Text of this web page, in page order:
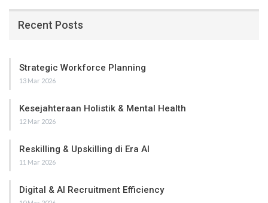
Recent Posts
Strategic Workforce Planning
13 Mar 2026
Kesejahteraan Holistik & Mental Health
12 Mar 2026
Reskilling & Upskilling di Era AI
11 Mar 2026
Digital & AI Recruitment Efficiency